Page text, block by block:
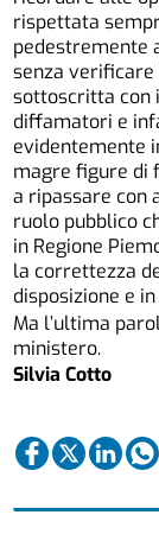
rispettata
pedestremente
senza
sottoscritta con
diffamatori e
evidentemente
magre figure di
a ripassare con
ruolo pubblico
in Regione
la correttezza
disposizione e
Ma l’ultima
ministero.
Silvia Cotto